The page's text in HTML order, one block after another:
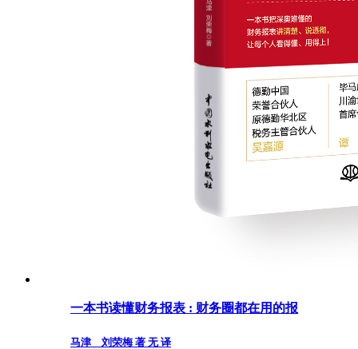
一本书读懂财务报表 : 财务圈都在用的报
马津 刘荣梅 著 无 译